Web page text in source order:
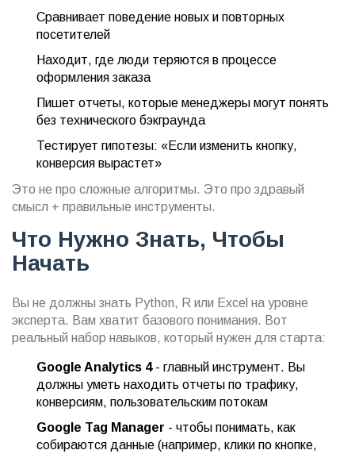
Сравнивает поведение новых и повторных
посетителей
Находит, где люди теряются в процессе
оформления заказа
Пишет отчеты, которые менеджеры могут понять
без технического бэкграунда
Тестирует гипотезы: «Если изменить кнопку,
конверсия вырастет»
Это не про сложные алгоритмы. Это про здравый
смысл + правильные инструменты.
Что Нужно Знать, Чтобы
Начать
Вы не должны знать Python, R или Excel на уровне
эксперта. Вам хватит базового понимания. Вот
реальный набор навыков, который нужен для старта:
Google Analytics 4- главный инструмент. Вы
должны уметь находить отчеты по трафику,
конверсиям, пользовательским потокам
Google Tag Manager - чтобы понимать, как
собираются данные (например, клики по кнопке,